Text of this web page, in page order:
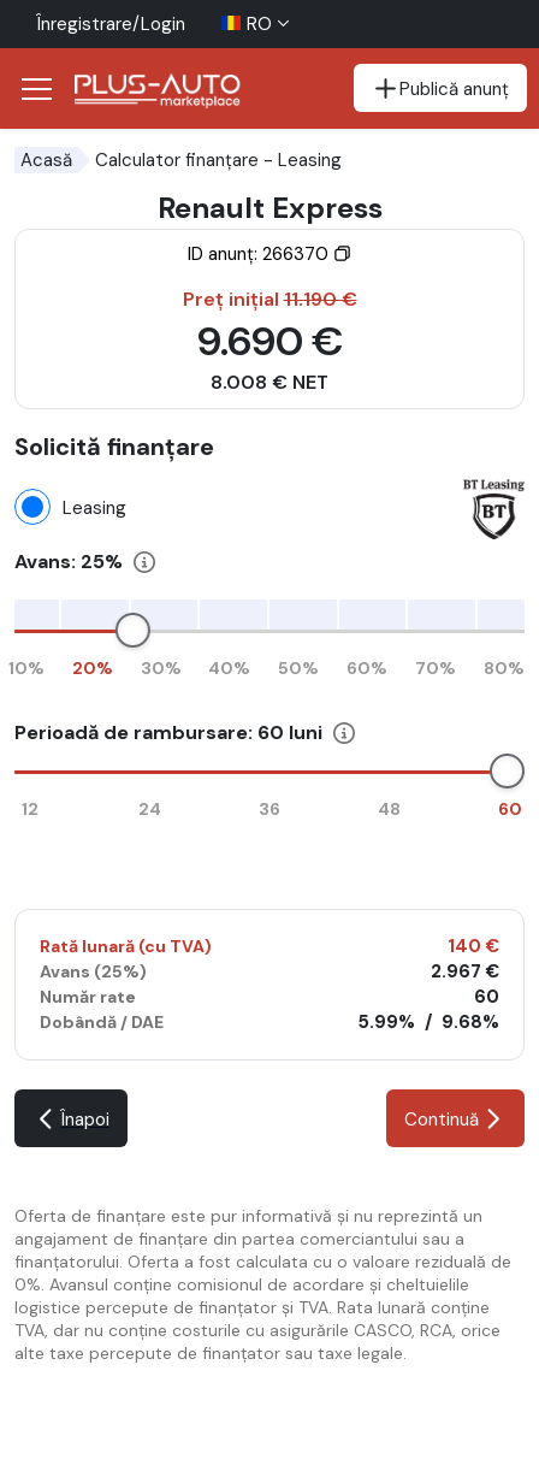
Înregistrare/Login RO
Publică anunț
Acasă Calculator finanțare - Leasing
Renault Express
ID anunț: 266370
Preț inițial11.190 €
9.690 €
8.008 € NET
Solicită finanțare
Leasing
Avans: 25%
10% 20% 30% 40% 50% 60% 70% 80%
Perioadă de rambursare: 60 luni
12 24 36 48 60
Rată lunară (cu TVA) 140 €
Avans (25%) 2.967 €
Număr rate 60
Dobândă / DAE 5.99% / 9.68%
Înapoi Continuă
Oferta de finanțare este pur informativă și nu reprezintă un
angajament de finanțare din partea comerciantului sau a
finanțatorului. Oferta a fost calculata cu o valoare reziduală de
0%. Avansul conține comisionul de acordare și cheltuielile
logistice percepute de finanțator și TVA. Rata lunară conține
TVA, dar nu conține costurile cu asigurările CASCO, RCA, orice
alte taxe percepute de finanțator sau taxe legale.